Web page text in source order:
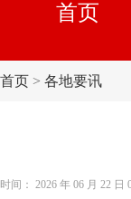
首页
首页 > 各地要讯
时间： 2026 年 06 月 22